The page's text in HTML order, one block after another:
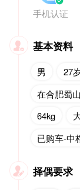
手机认证
 基本资料
男 27
在合肥蜀
64kg
已购车-中
 择偶要求